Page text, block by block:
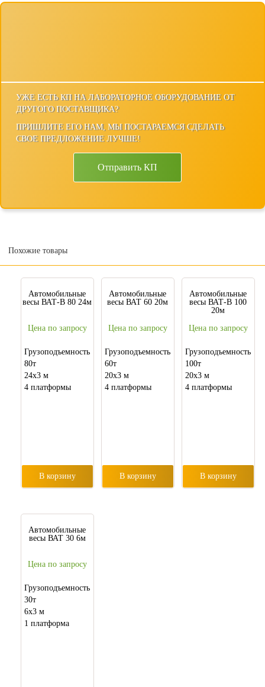
УЖЕ ЕСТЬ КП НА ЛАБОРАТОРНОЕ ОБОРУДОВАНИЕ ОТ
ДРУГОГО ПОСТАВЩИКА?
ПРИШЛИТЕ ЕГО НАМ, МЫ ПОСТАРАЕМСЯ СДЕЛАТЬ
СВОЕ ПРЕДЛОЖЕНИЕ ЛУЧШЕ!
Отправить КП
Похожие товары
Автомобильные
весы ВАТ-В 80 24м
Цена по запросу
Грузоподъемность
80т
24х3 м
4 платформы
В корзину
Автомобильные
весы ВАТ 60 20м
Цена по запросу
Грузоподъемность
60т
20х3 м
4 платформы
В корзину
Автомобильные
весы ВАТ-В 100
20м
Цена по запросу
Грузоподъемность
100т
20х3 м
4 платформы
В корзину
Автомобильные
весы ВАТ 30 6м
Цена по запросу
Грузоподъемность
30т
6х3 м
1 платформа